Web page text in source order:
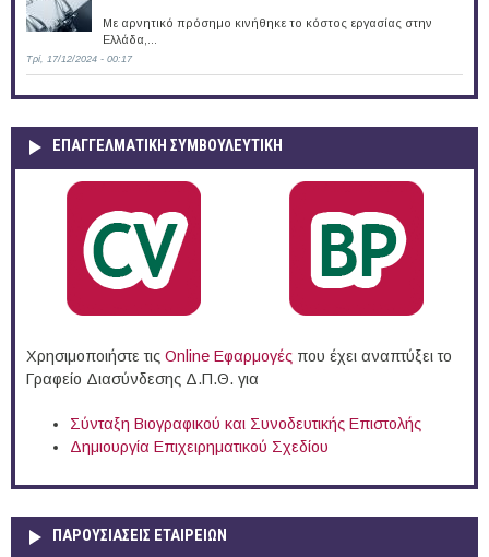
Με αρνητικό πρόσημο κινήθηκε το κόστος εργασίας στην
Ελλάδα,...
Τρί, 17/12/2024 - 00:17
ΕΠΑΓΓΕΛΜΑΤΙΚΉ ΣΥΜΒΟΥΛΕΥΤΙΚΉ
Χρησιμοποιήστε τις Online Eφαρμογές που έχει αναπτύξει το
Γραφείο Διασύνδεσης Δ.Π.Θ. για
Σύνταξη Βιογραφικού και Συνοδευτικής Επιστολής
Δημιουργία Επιχειρηματικού Σχεδίου
ΠΑΡΟΥΣΙΆΣΕΙΣ ΕΤΑΙΡΕΙΏΝ